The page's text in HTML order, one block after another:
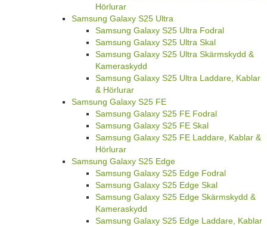
Hörlurar
Samsung Galaxy S25 Ultra
Samsung Galaxy S25 Ultra Fodral
Samsung Galaxy S25 Ultra Skal
Samsung Galaxy S25 Ultra Skärmskydd &
Kameraskydd
Samsung Galaxy S25 Ultra Laddare, Kablar
& Hörlurar
Samsung Galaxy S25 FE
Samsung Galaxy S25 FE Fodral
Samsung Galaxy S25 FE Skal
Samsung Galaxy S25 FE Laddare, Kablar &
Hörlurar
Samsung Galaxy S25 Edge
Samsung Galaxy S25 Edge Fodral
Samsung Galaxy S25 Edge Skal
Samsung Galaxy S25 Edge Skärmskydd &
Kameraskydd
Samsung Galaxy S25 Edge Laddare, Kablar